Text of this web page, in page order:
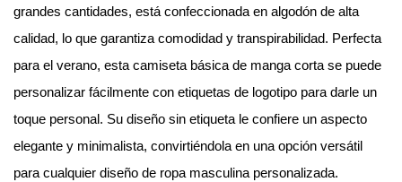
grandes cantidades, está confeccionada en algodón de alta
calidad, lo que garantiza comodidad y transpirabilidad. Perfecta
para el verano, esta camiseta básica de manga corta se puede
personalizar fácilmente con etiquetas de logotipo para darle un
toque personal. Su diseño sin etiqueta le confiere un aspecto
elegante y minimalista, convirtiéndola en una opción versátil
para cualquier diseño de ropa masculina personalizada.